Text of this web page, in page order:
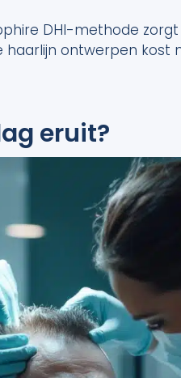
DHI-methode
haarlijn ontwerpen kost
eruit?